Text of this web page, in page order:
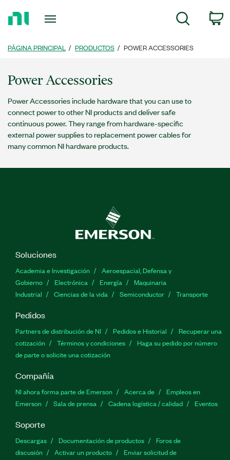
página
Búsqueda
PÁGINA PRINCIPAL PRODUCTOS POWER ACCESSORIES
Power Accessories
Power Accessories include hardware that you can use to
connect power to other NI products and deliver safe
continuous power. They range from hardware-specific
external power supplies to replacement power cables for
many common NI hardware products.
Soluciones
Academia e Investigación
Aeroespacial, Defensa y
Gobierno
Electrónica Energía
Maquinaria
Industrial
Ciencias de la vida Semiconductor Transporte
Pedidos
Partners de distribución de NI Pedidos e Historial
Recuperar una
cotización
Términos y condiciones
Haga su pedido por número
de parte o solicite una cotización
Compañía
NI ahora forma parte de Emerson Acerca de
Empleos en
Emerson
Sala de prensa Cadena logística / calidad Eventos
Soporte
Descargas Documentación de productos
Foros de
discusión
Activar un producto
Enviar solicitud de